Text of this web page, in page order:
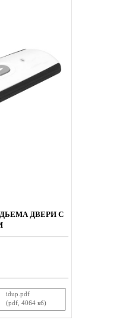
ДВЕРИ С
idup.pdf
(pdf, 4064 кб)